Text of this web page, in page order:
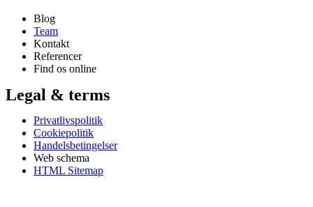
Blog
Team
Kontakt
Referencer
Find os online
Legal & terms
Privatlivspolitik
Cookiepolitik
Handelsbetingelser
Web schema
HTML Sitemap